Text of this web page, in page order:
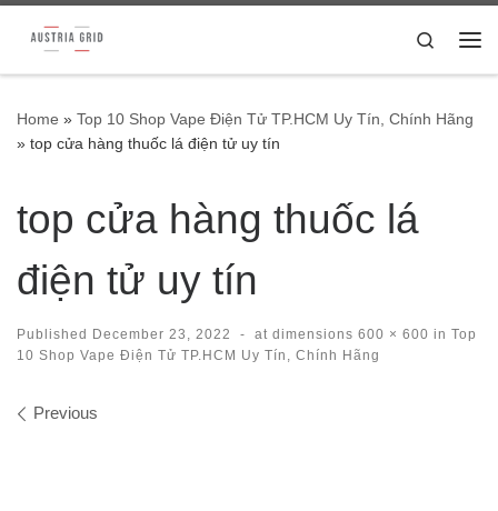
Skip to content
Search
Home » Top 10 Shop Vape Điện Tử TP.HCM Uy Tín, Chính Hãng
» top cửa hàng thuốc lá điện tử uy tín
top cửa hàng thuốc lá
điện tử uy tín
Published December 23, 2022 - at dimensions 600 × 600 in Top
10 Shop Vape Điện Tử TP.HCM Uy Tín, Chính Hãng
Images navigation
Previous